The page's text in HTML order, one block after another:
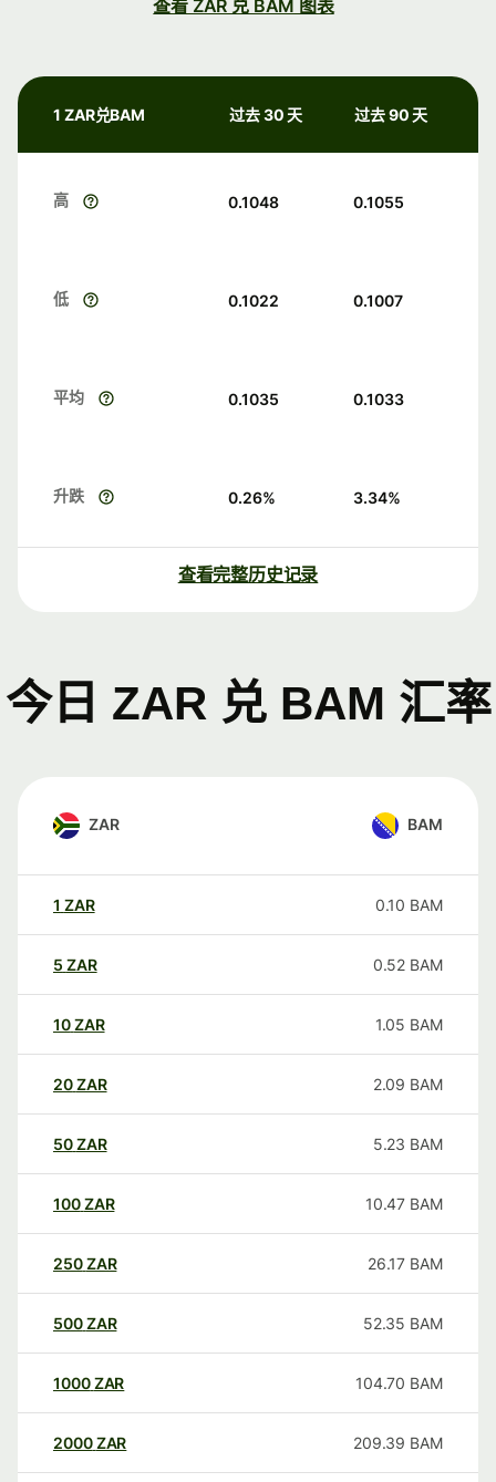
查看 ZAR 兑 BAM 图表
1 ZAR兑BAM 过去 30 天 过去 90 天
高 0.1048 0.1055
低 0.1022 0.1007
平均 0.1035 0.1033
升跌 0.26% 3.34%
查看完整历史记录
今日 ZAR 兑 BAM 汇率
ZAR BAM
1 ZAR 0.10 BAM
5 ZAR 0.52 BAM
10ZAR 1.05 BAM
20ZAR 2.09 BAM
50ZAR 5.23 BAM
100ZAR 10.47 BAM
250ZAR 26.17 BAM
500ZAR 52.35 BAM
1000ZAR 104.70 BAM
2000ZAR 209.39 BAM